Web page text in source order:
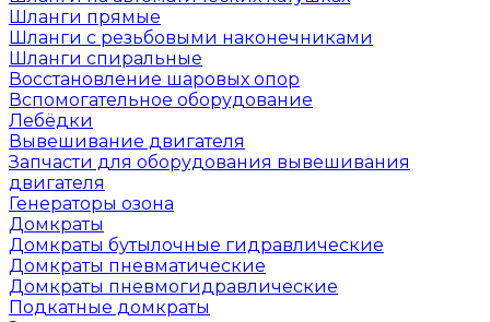
Шланги прямые
Шланги с резьбовыми наконечниками
Шланги спиральные
Восстановление шаровых опор
Вспомогательное оборудование
Лебёдки
Вывешивание двигателя
Запчасти для оборудования вывешивания
двигателя
Генераторы озона
Домкраты
Домкраты бутылочные гидравлические
Домкраты пневматические
Домкраты пневмогидравлические
Подкатные домкраты